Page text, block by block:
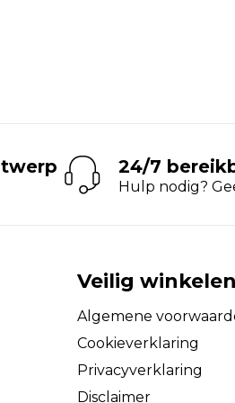
24/7
Hulp nodig?
Veilig winkelen
Algemene
Cookieverklaring
Privacyverklaring
Disclaimer